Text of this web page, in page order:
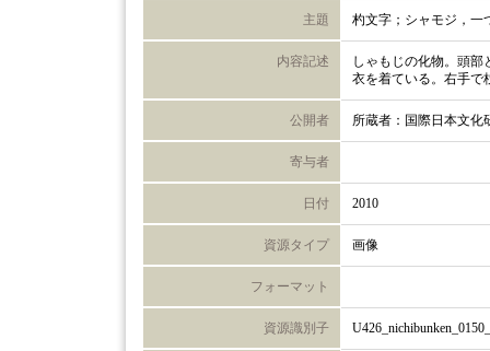
主題 杓文字；シャモジ，一
内容記述
しゃもじの化物。頭
衣を着ている。右手で
公開者 所蔵者：国際日本文化
寄与者
日付 2010
資源タイプ 画像
フォーマット
資源識別子